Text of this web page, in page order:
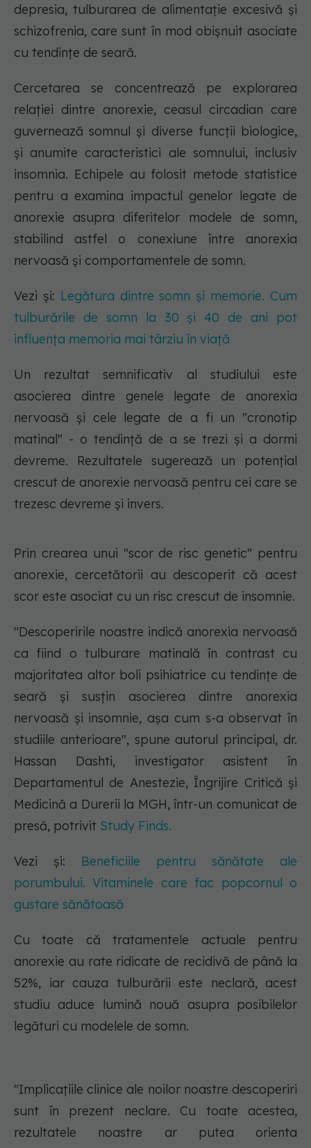
depresia, tulburarea de alimentație excesivă și
schizofrenia, care sunt în mod obișnuit asociate
cu tendințe de seară.
Cercetarea se concentrează pe explorarea
relației dintre anorexie, ceasul circadian care
guvernează somnul și diverse funcții biologice,
și anumite caracteristici ale somnului, inclusiv
insomnia. Echipele au folosit metode statistice
pentru a examina impactul genelor legate de
anorexie asupra diferitelor modele de somn,
stabilind astfel o conexiune între anorexia
nervoasă și comportamentele de somn.
Vezi și: Legătura dintre somn și memorie. Cum
tulburările de somn la 30 și 40 de ani pot
influența memoria mai târziu în viață
Un rezultat semnificativ al studiului este
asocierea dintre genele legate de anorexia
nervoasă și cele legate de a fi un "cronotip
matinal" - o tendință de a se trezi și a dormi
devreme. Rezultatele sugerează un potențial
crescut de anorexie nervoasă pentru cei care se
trezesc devreme și invers.
Prin crearea unui "scor de risc genetic" pentru
anorexie, cercetătorii au descoperit că acest
scor este asociat cu un risc crescut de insomnie.
"Descoperirile noastre indică anorexia nervoasă
ca fiind o tulburare matinală în contrast cu
majoritatea altor boli psihiatrice cu tendințe de
seară și susțin asocierea dintre anorexia
nervoasă și insomnie, așa cum s-a observat în
studiile anterioare", spune autorul principal, dr.
Hassan Dashti, investigator asistent în
Departamentul de Anestezie, Îngrijire Critică și
Medicină a Durerii la MGH, într-un comunicat de
presă, potrivit Study Finds.
Vezi și: Beneficiile pentru sănătate ale
porumbului. Vitaminele care fac popcornul o
gustare sănătoasă
Cu toate că tratamentele actuale pentru
anorexie au rate ridicate de recidivă de până la
52%, iar cauza tulburării este neclară, acest
studiu aduce lumină nouă asupra posibilelor
legături cu modelele de somn.
"Implicațiile clinice ale noilor noastre descoperiri
sunt în prezent neclare. Cu toate acestea,
rezultatele noastre ar putea orienta